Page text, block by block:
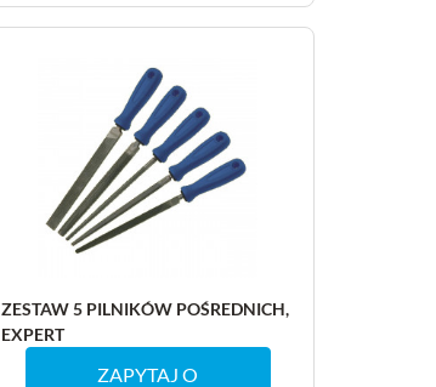
ZESTAW 5 PILNIKÓW POŚREDNICH,
EXPERT
ZAPYTAJ O